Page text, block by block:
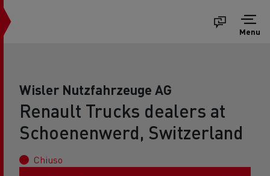
Menu
Wisler Nutzfahrzeuge AG
Renault Trucks dealers at
Schoenenwerd, Switzerland
Chiuso